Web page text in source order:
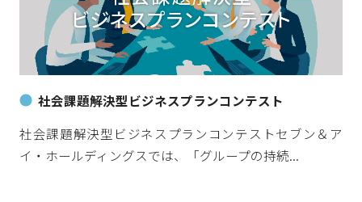
社会課題解決型ビジネスプランコンテスト
社会課題解決型ビジネスプランコンテストセブン＆ア
イ・ホールディングスでは、「グループの持続...